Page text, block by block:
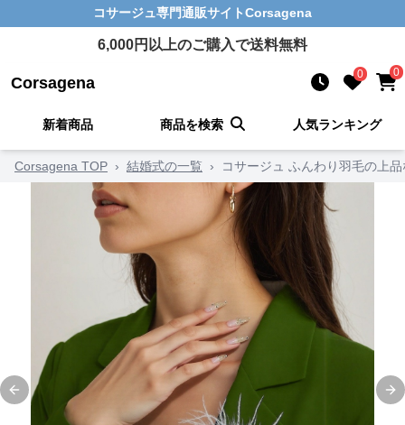
コサージュ専門通販サイトCorsagena
6,000円以上のご購入で送料無料
Corsagena 0 0
新着商品 商品を検索 人気ランキング
Corsagena TOP › 結婚式の一覧 › コサージュ ふんわり羽毛の上
Previous slide